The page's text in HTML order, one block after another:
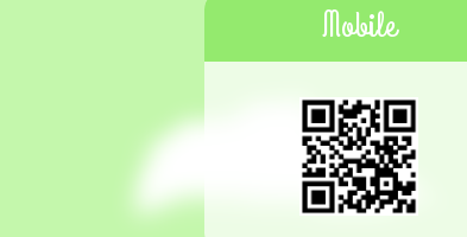
Mobile